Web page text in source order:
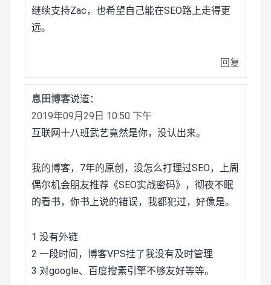
继续支持Zac，也希望自己能在SEO路上走得更
远。
回复
息田博客说道：
2019年09月29日 10:50 下午
互联网十八班武艺竟然是你，没认出来。
我的博客，7年的原创，没怎么打理过SEO，上周
偶尔机会朋友推荐《SEO实战密码》，彻夜不眠
的看书，你书上说的错误，我都犯过，好像是。
1 没有外链
2 一段时间，博客VPS挂了我没有及时管理
3 对google、百度搜素引擎不够友好等等。